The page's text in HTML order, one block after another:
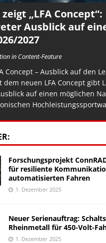
„LFA Concept“:
Ausblick auf
2027
in Content-Feature
Concept – Ausblick auf den
dem neuen LFA Concept gibt
auf einen möglichen
Forschungsprojekt
für resiliente
automatisierten Fahren
1. Dezember 2025
Neuer Serienauftrag:
Rheinmetall für 450-Volt-
1. Dezember 2025